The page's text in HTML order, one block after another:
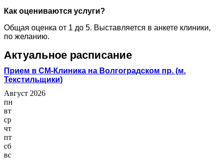
Как оцениваются услуги?
Общая оценка от 1 до 5. Выставляется в анкете клиники,
по желанию.
Актуальное расписание
Прием в СМ-Клиника на Волгоградском пр. (м.
Текстильщики)
Август 2026
пн
вт
ср
чт
пт
сб
вс